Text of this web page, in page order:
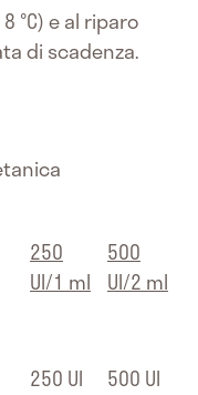
°C) e al riparo
di scadenza.
250
UI/1 ml
500
UI/2 ml
250 UI
500 UI